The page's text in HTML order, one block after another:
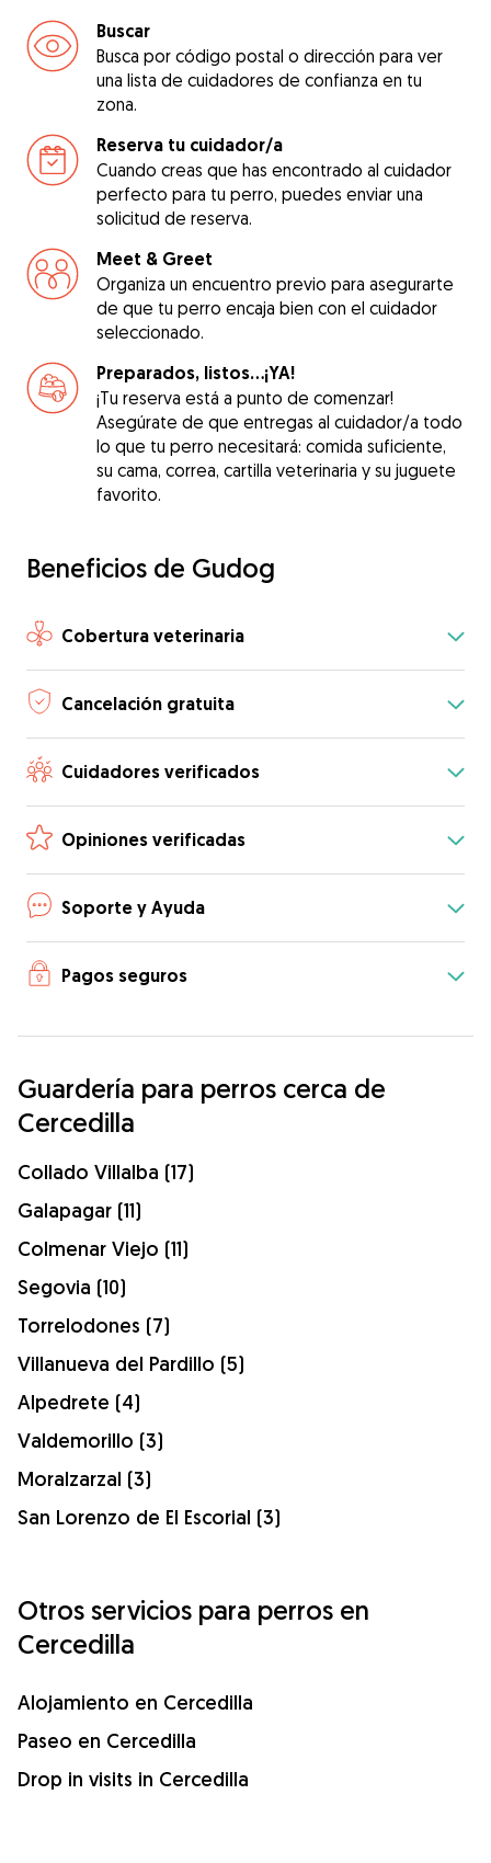
Buscar
Busca por código postal o dirección para ver
una lista de cuidadores de confianza en tu
zona.
Reserva tu cuidador/a
Cuando creas que has encontrado al cuidador
perfecto para tu perro, puedes enviar una
solicitud de reserva.
Meet & Greet
Organiza un encuentro previo para asegurarte
de que tu perro encaja bien con el cuidador
seleccionado.
Preparados, listos...¡YA!
¡Tu reserva está a punto de comenzar!
Asegúrate de que entregas al cuidador/a todo
lo que tu perro necesitará: comida suficiente,
su cama, correa, cartilla veterinaria y su juguete
favorito.
Beneficios de Gudog
Cobertura veterinaria
Cancelación gratuita
Cuidadores verificados
Opiniones verificadas
Soporte y Ayuda
Pagos seguros
Guardería para perros cerca de
Cercedilla
Collado Villalba (17)
Galapagar (11)
Colmenar Viejo (11)
Segovia (10)
Torrelodones (7)
Villanueva del Pardillo (5)
Alpedrete (4)
Valdemorillo (3)
Moralzarzal (3)
San Lorenzo de El Escorial (3)
Otros servicios para perros en
Cercedilla
Alojamiento en Cercedilla
Paseo en Cercedilla
Drop in visits in Cercedilla